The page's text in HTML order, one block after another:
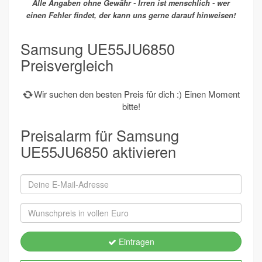
Alle Angaben ohne Gewähr - Irren ist menschlich - wer
einen Fehler findet, der kann uns gerne darauf hinweisen!
Samsung UE55JU6850
Preisvergleich
Wir suchen den besten Preis für dich :) Einen Moment
bitte!
Preisalarm für Samsung
UE55JU6850 aktivieren
Eintragen